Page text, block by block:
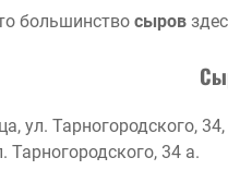
большинство сыров
ул. Тарногородского,
Тарногородского, 34 а.